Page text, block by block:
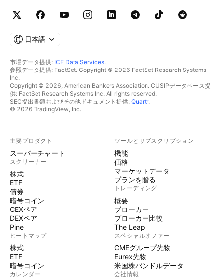
日本語
市場データ提供: ICE Data Services.
参照データ提供: FactSet. Copyright © 2026 FactSet Research Systems
Inc.
Copyright © 2026, American Bankers Association. CUSIPデータベース提
供: FactSet Research Systems Inc. All rights reserved.
SEC提出書類およびその他ドキュメント提供: Quartr.
© 2026 TradingView, Inc.
主要プロダクト
スーパーチャート
スクリーナー
株式
ETF
債券
暗号コイン
CEXペア
DEXペア
Pine
ヒートマップ
株式
ETF
暗号コイン
カレンダー
ツールとサブスクリプション
機能
価格
マーケットデータ
プランを贈る
トレーディング
概要
ブローカー
ブローカー比較
The Leap
スペシャルオファー
CMEグループ先物
Eurex先物
米国株バンドルデータ
会社情報